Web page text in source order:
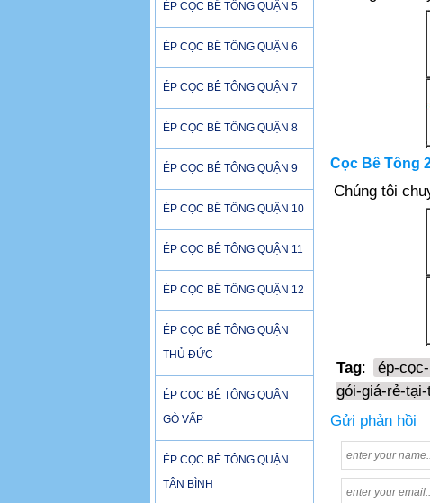
ÉP CỌC BÊ TÔNG QUẬN 5
ÉP CỌC BÊ TÔNG QUẬN 6
ÉP CỌC BÊ TÔNG QUẬN 7
ÉP CỌC BÊ TÔNG QUẬN 8
ÉP CỌC BÊ TÔNG QUẬN 9
ÉP CỌC BÊ TÔNG QUẬN 10
ÉP CỌC BÊ TÔNG QUẬN 11
ÉP CỌC BÊ TÔNG QUẬN 12
ÉP CỌC BÊ TÔNG QUẬN
THỦ ĐỨC
ÉP CỌC BÊ TÔNG QUẬN
GÒ VẤP
ÉP CỌC BÊ TÔNG QUẬN
TÂN BÌNH
Cọc Bê Tông
Chúng tôi
Tag: ép-
gói-giá-rẻ-
Gửi phản hồi